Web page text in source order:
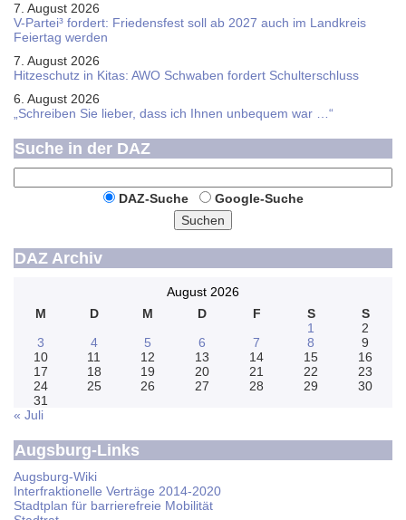
7. August 2026
V-Partei­³ fordert: Friedens­fest soll ab 2027 auch im Land­kreis
Feier­tag werden
7. August 2026
Hitzeschutz in Kitas: AWO Schwaben fordert Schulterschluss
6. August 2026
„Schreiben Sie lieber, dass ich Ihnen unbequem war …“
Suche in der DAZ
DAZ-Suche
Google-Suche
Suchen
DAZ Archiv
August 2026
M
D M D F S
S
1
2
3
4 5 6 7 8
9
10
11 12 13 14 15
16
17
18 19 20 21 22
23
24
25 26 27 28 29
30
31
« Juli
Augsburg-Links
Augsburg-Wiki
Interfraktionelle Verträge 2014-2020
Stadtplan für barrierefreie Mobilität